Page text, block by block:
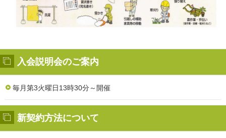
入会説明会のご案内
毎月第3火曜日13時30分～開催
新契約方法について